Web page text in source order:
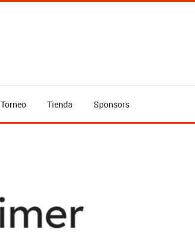
Torneo Tienda Sponsors